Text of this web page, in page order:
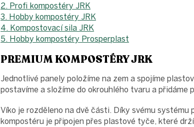
2. Profi kompostéry JRK
3. Hobby kompostéry JRK
4. Kompostovací sila JRK
5. Hobby kompostéry Prosperplast
PREMIUM KOMPOSTÉRY JRK
Jednotlivé panely položíme na zem a spojíme
postavíme a složíme do okrouhlého tvaru a přidáme
Víko je rozděleno na dvě části. Díky svému
kompostéru je připojen přes plastové tyče, které